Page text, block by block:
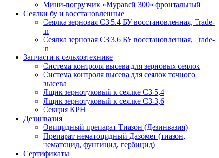
Мини-погрузчик «Муравей 300» фронтальный
Сеялки бу и восстановленные
Сеялка зерновая СЗ 5.4 БУ восстановленная, Trade-
in
Сеялка зерновая СЗ 3.6 БУ восстановленная, Trade-
in
Запчасти к сельхозтехнике
Система контроля высева для зерновых сеялок
Система контроля высева для сеялок точного
высева
Ящик зернотуковый к сеялке СЗ-5,4
Ящик зернотуковый к сеялке СЗ-3,6
Секция КРН
Дезинвазия
Овицидный препарат Тиазон (Дезинвазия)
Препарат нематоцидный Дазомет (тиазон,
нематоцид, фунгицид, гербицид)
Сертификаты